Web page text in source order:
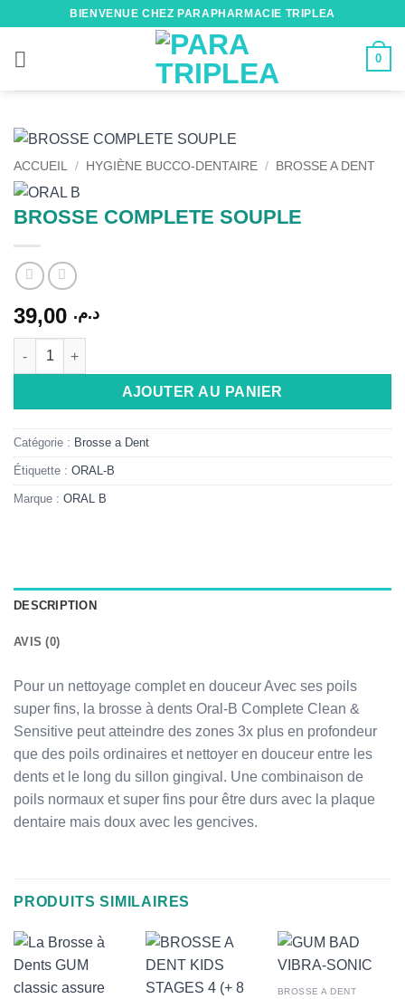
contenu
BIENVENUE CHEZ PARAPHARMACIE TRIPLEA
0
ACCUEIL / HYGIÈNE BUCCO-DENTAIRE / BROSSE A DENT
BROSSE COMPLETE SOUPLE
د.م.
quantité de BROSSE COMPLETE SOUPLE
AJOUTER AU PANIER
Alternative:
Catégorie : Brosse a Dent
Étiquette : ORAL-B
Marque : ORAL B
DESCRIPTION
AVIS (0)
Pour un nettoyage complet en douceur Avec ses poils
super fins, la brosse à dents Oral-B Complete Clean &
Sensitive peut atteindre des zones 3x plus en profondeur
que des poils ordinaires et nettoyer en douceur entre les
dents et le long du sillon gingival. Une combinaison de
poils normaux et super fins pour être durs avec la plaque
dentaire mais doux avec les gencives.
PRODUITS SIMILAIRES
BROSSE A DENT